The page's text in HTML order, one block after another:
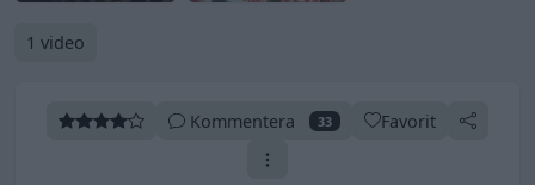
1 video
Kommentera 33 Favorit